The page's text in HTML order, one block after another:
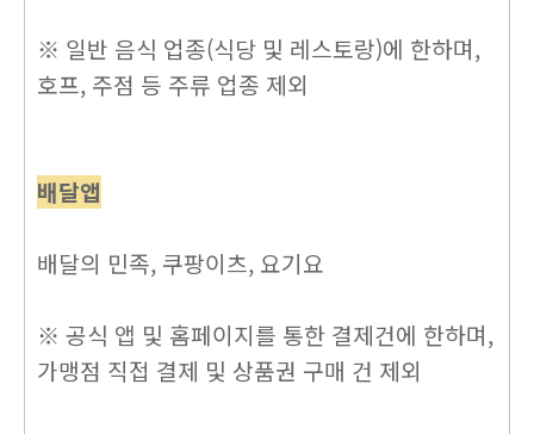
※ 일반 음식 업종(식당 및 레스토랑)에 한하며,
호프, 주점 등 주류 업종 제외
배달앱
배달의 민족, 쿠팡이츠, 요기요
※ 공식 앱 및 홈페이지를 통한 결제건에 한하며,
가맹점 직접 결제 및 상품권 구매 건 제외